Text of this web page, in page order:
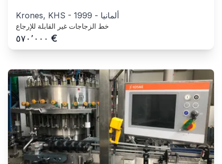
Krones, KHS - 1999 - ألمانيا
خط الزجاجات غير القابلة للإرجاع
٥٧٠٬٠٠٠ €